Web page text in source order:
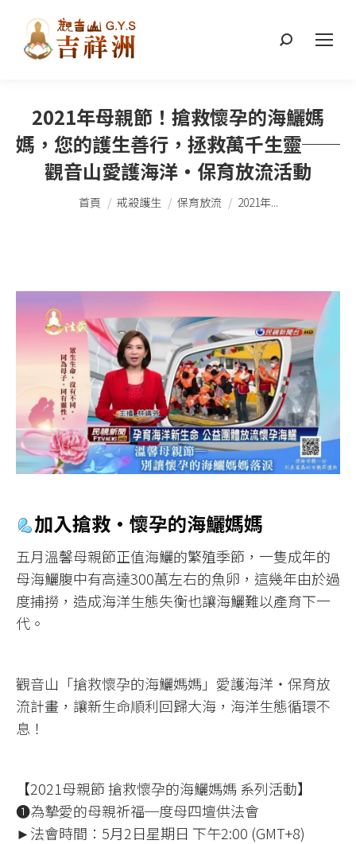
搜
2021年母親節！搶救懷孕的海鱺媽
媽，您的護生善行，拯救萬千生靈──
觀音山愛護海洋‧保育放流活動
您在這裡：
首頁 戒殺護生 保育放流 2021年...
加入搶救•懷孕的海鱺媽媽
五月溫馨母親節正值海鱺的繁殖季節，一隻成年的
母海鱺腹中有高達300萬左右的魚卵，這幾年由於過
度捕撈，造成海洋生態失衡也讓海鱺難以產育下一
代。
觀音山「搶救懷孕的海鱺媽媽」愛護海洋‧保育放
流計畫，讓新生命順利回歸大海，海洋生態循環不
息！
【2021母親節 搶救懷孕的海鱺媽媽 系列活動】
❶為摯愛的母親祈福─度母四壇供法會
►法會時間：5月2日星期日 下午2:00 (GMT+8)